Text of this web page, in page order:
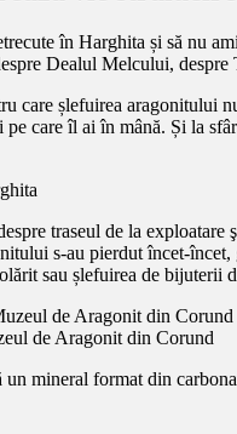
în Harghita și să nu
Dealul Melcului,
care șlefuirea aragonitului
care îl ai în mână. Și la
traseul de la
s-au pierdut încet-
sau șlefuirea de bijuterii
de Aragonit din Corund
mineral format din